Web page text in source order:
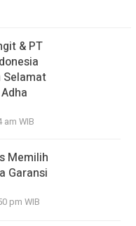
& PT
Selamat
am WIB
Memilih
Garansi
pm WIB